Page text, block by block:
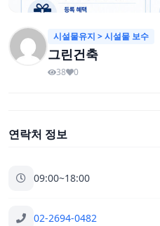
시설물유지 > 시설물 보수
그린건축
38 0
연락처 정보
09:00~18:00
02-2694-0482